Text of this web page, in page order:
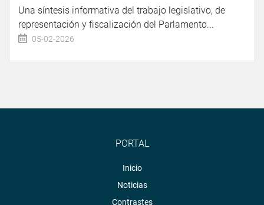
Una síntesis informativa del trabajo legislativo, de
representación y fiscalización del Parlamento...
05-02-2026
PORTAL
Inicio
Noticias
Contrastes